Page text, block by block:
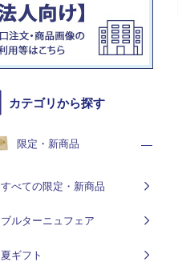
カテゴリから探す
限定・新商品
すべての限定・新商品
ブルターニュフェア
夏ギフト